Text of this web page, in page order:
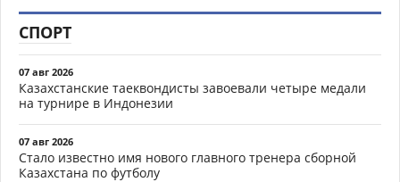
СПОРТ
07 авг 2026
Казахстанские таеквондисты завоевали четыре медали
на турнире в Индонезии
07 авг 2026
Стало известно имя нового главного тренера сборной
Казахстана по футболу